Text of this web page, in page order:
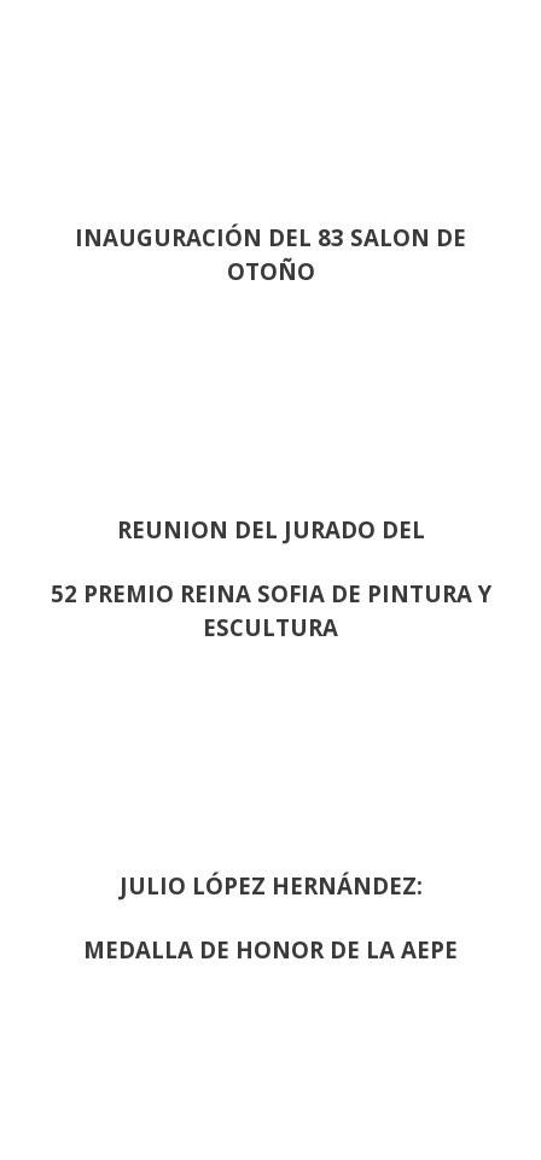
INAUGURACIÓN DEL 83 SALON DE
OTOÑO
REUNION DEL JURADO DEL
52 PREMIO REINA SOFIA DE PINTURA Y
ESCULTURA
JULIO LÓPEZ HERNÁNDEZ:
MEDALLA DE HONOR DE LA AEPE